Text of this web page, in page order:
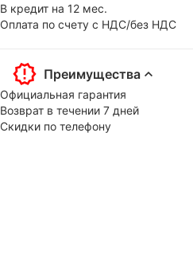
В кредит на 12 мес.
Оплата по счету с НДС/без НДС
Преимущества
Официальная гарантия
Возврат в течении 7 дней
Скидки по телефону